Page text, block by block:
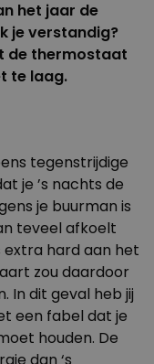
het jaar de
jeverstandig?
de thermostaat
te laag.
tegenstrijdige
je ’s nachts de
je buurman is
teveel afkoelt
hard aan het
zou daardoor
In dit geval heb jij
een fabel dat je
houden. De
dan ‘s